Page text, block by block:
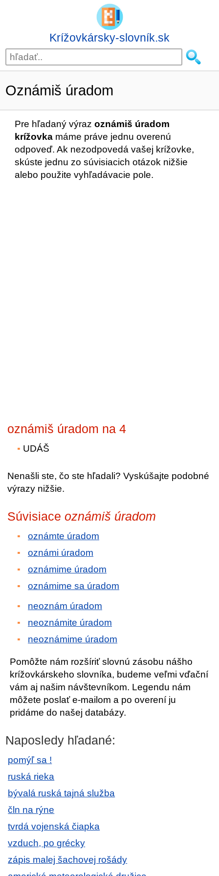
Krížovkársky-slovník.sk
Oznámiš úradom
Pre hľadaný výraz oznámiš úradom
krížovka máme práve jednu overenú
odpoveď. Ak nezodpovedá vašej krížovke,
skúste jednu zo súvisiacich otázok nižšie
alebo použite vyhľadávacie pole.
oznámiš úradom na 4
UDÁŠ
Nenašli ste, čo ste hľadali? Vyskúšajte podobné
výrazy nižšie.
Súvisiace oznámiš úradom
oznámte úradom
oznámi úradom
oznámime úradom
oznámime sa úradom
neoznám úradom
neoznámite úradom
neoznámime úradom
Pomôžte nám rozšíriť slovnú zásobu nášho
krížovkárskeho slovníka, budeme veľmi vďační
vám aj našim návštevníkom. Legendu nám
môžete poslať e-mailom a po overení ju
pridáme do našej databázy.
Naposledy hľadané:
pomýľ sa !
ruská rieka
bývalá ruská tajná služba
čln na rýne
tvrdá vojenská čiapka
vzduch, po grécky
zápis malej šachovej rošády